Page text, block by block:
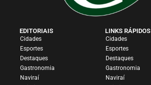
EDITORIAIS
Cidades
Esportes
Destaques
Gastronomia
Naviraí
LINKS RÁPIDOS
Cidades
Esportes
Destaques
Gastronomia
Naviraí